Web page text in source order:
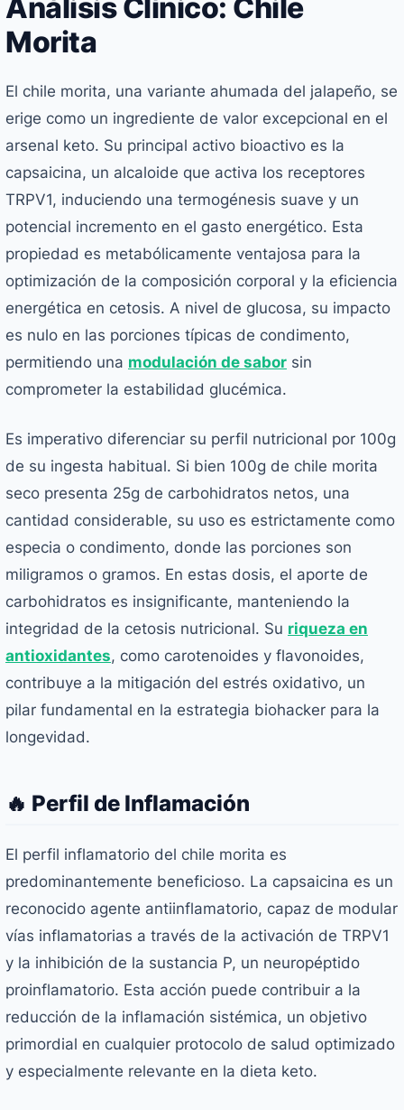
Análisis Clínico: Chile
Morita
El chile morita, una variante ahumada del jalapeño, se
erige como un ingrediente de valor excepcional en el
arsenal keto. Su principal activo bioactivo es la
capsaicina, un alcaloide que activa los receptores
TRPV1, induciendo una termogénesis suave y un
potencial incremento en el gasto energético. Esta
propiedad es metabólicamente ventajosa para la
optimización de la composición corporal y la eficiencia
energética en cetosis. A nivel de glucosa, su impacto
es nulo en las porciones típicas de condimento,
permitiendo una modulación de sabor sin
comprometer la estabilidad glucémica.
Es imperativo diferenciar su perfil nutricional por 100g
de su ingesta habitual. Si bien 100g de chile morita
seco presenta 25g de carbohidratos netos, una
cantidad considerable, su uso es estrictamente como
especia o condimento, donde las porciones son
miligramos o gramos. En estas dosis, el aporte de
carbohidratos es insignificante, manteniendo la
integridad de la cetosis nutricional. Su riqueza en
antioxidantes, como carotenoides y flavonoides,
contribuye a la mitigación del estrés oxidativo, un
pilar fundamental en la estrategia biohacker para la
longevidad.
🔥 Perfil de Inflamación
El perfil inflamatorio del chile morita es
predominantemente beneficioso. La capsaicina es un
reconocido agente antiinflamatorio, capaz de modular
vías inflamatorias a través de la activación de TRPV1
y la inhibición de la sustancia P, un neuropéptido
proinflamatorio. Esta acción puede contribuir a la
reducción de la inflamación sistémica, un objetivo
primordial en cualquier protocolo de salud optimizado
y especialmente relevante en la dieta keto.